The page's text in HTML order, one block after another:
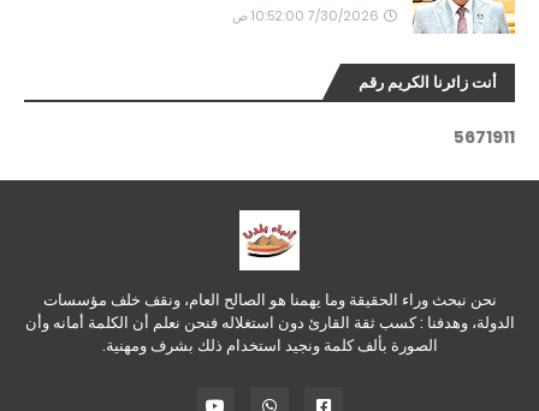
7/30/2026 10:52:00 ص
أنت زائرنا الكريم رقم
5671911
نحن نبحث وراء الحقيقة وما يهمنا هو الصالح العام، ونقف خلف مؤسسات
الدولة، وهدفنا : كسب ثقة القارئ دون استغلاله فنحن نعلم أن الكلمة أمانه وأن
الصورة بألف كلمة ونجيد استخدام ذلك بشرف ومهنية.